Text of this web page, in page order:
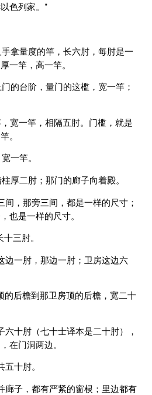
色列家。”
拿量度的竿，长六肘，每肘是一
一竿，高一竿。
的台阶，量门的这槛，宽一竿；
宽一竿，相隔五肘。门槛，就是
。
一竿。
厚二肘；那门的廊子向着殿。
间，那旁三间，都是一样的尺寸；
也是一样的尺寸。
三肘。
边一肘，那边一肘；卫房这边六
的后檐到那卫房顶的后檐，宽二十
六十肘（七十士译本是二十肘），
在门洞两边。
十肘。
廊子，都有严紧的窗棂；里边都有